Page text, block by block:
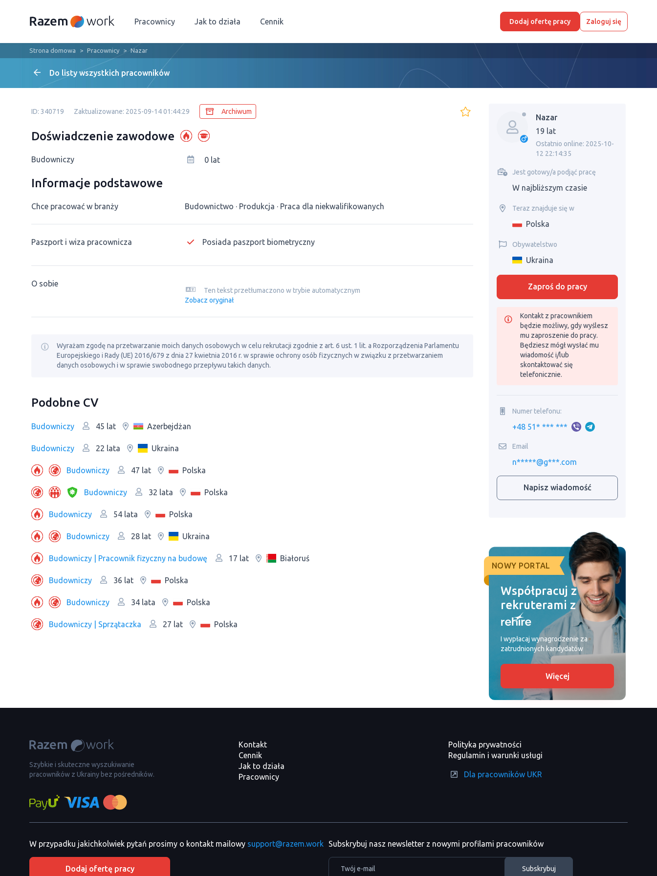
Pracownicy Jak to działa Cennik Dodaj ofertę pracy Zaloguj się
Strona domowa Pracownicy Nazar
Do listy wszystkich pracowników
ID: 340719 Zaktualizowane: 2025-09-14 01:44:29 Archiwum
Doświadczenie zawodowe
Budowniczy 0 lat
Informacje podstawowe
Chce pracować w branży Budownictwo Produkcja Praca dla niekwalifikowanych
Paszport i wiza pracownicza Posiada paszport biometryczny
O sobie
Ten tekst przetłumaczono w trybie automatycznym
Zobacz oryginał
Wyrażam zgodę na przetwarzanie moich danych osobowych w celu rekrutacji zgodnie z art. 6 ust. 1 lit. a Rozporządzenia Parlamentu
Europejskiego i Rady (UE) 2016/679 z dnia 27 kwietnia 2016 r. w sprawie ochrony osób fizycznych w związku z przetwarzaniem
danych osobowych i w sprawie swobodnego przepływu takich danych.
Podobne CV
Budowniczy 45 lat Azerbejdżan
Budowniczy 22 lata Ukraina
Budowniczy 47 lat Polska
Budowniczy 32 lata Polska
Budowniczy 54 lata Polska
Budowniczy 28 lat Ukraina
Budowniczy | Pracownik fizyczny na budowę 17 lat Białoruś
Budowniczy 36 lat Polska
Budowniczy 34 lata Polska
Budowniczy | Sprzątaczka 27 lat Polska
Nazar
19 lat
Ostatnio online: 2025-10-
12 22:14:35
Jest gotowy/a podjąć pracę
W najbliższym czasie
Teraz znajduje się w
Polska
Obywatelstwo
Ukraina
Zaproś do pracy
Kontakt z pracownikiem
będzie możliwy, gdy wyślesz
mu zaproszenie do pracy.
Będziesz mógł wysłać mu
wiadomość i/lub
skontaktować się
telefonicznie.
Numer telefonu:
+48 51* *** ***
Email
n*****@g***.com
Napisz wiadomość
NOWY PORTAL
Współpracuj z
rekruterami z
I wypłacaj wynagrodzenie za
zatrudnionych kandydatów
Więcej
Szybkie i skuteczne wyszukiwanie
pracowników z Ukrainy bez pośredników.
Kontakt
Cennik
Jak to działa
Pracownicy
Polityka prywatności
Regulamin i warunki usługi
Dla pracowników UKR
W przypadku jakichkolwiek pytań prosimy o kontakt mailowy support@razem.work
Dodaj ofertę pracy
Subskrybuj nasz newsletter z nowymi profilami pracowników